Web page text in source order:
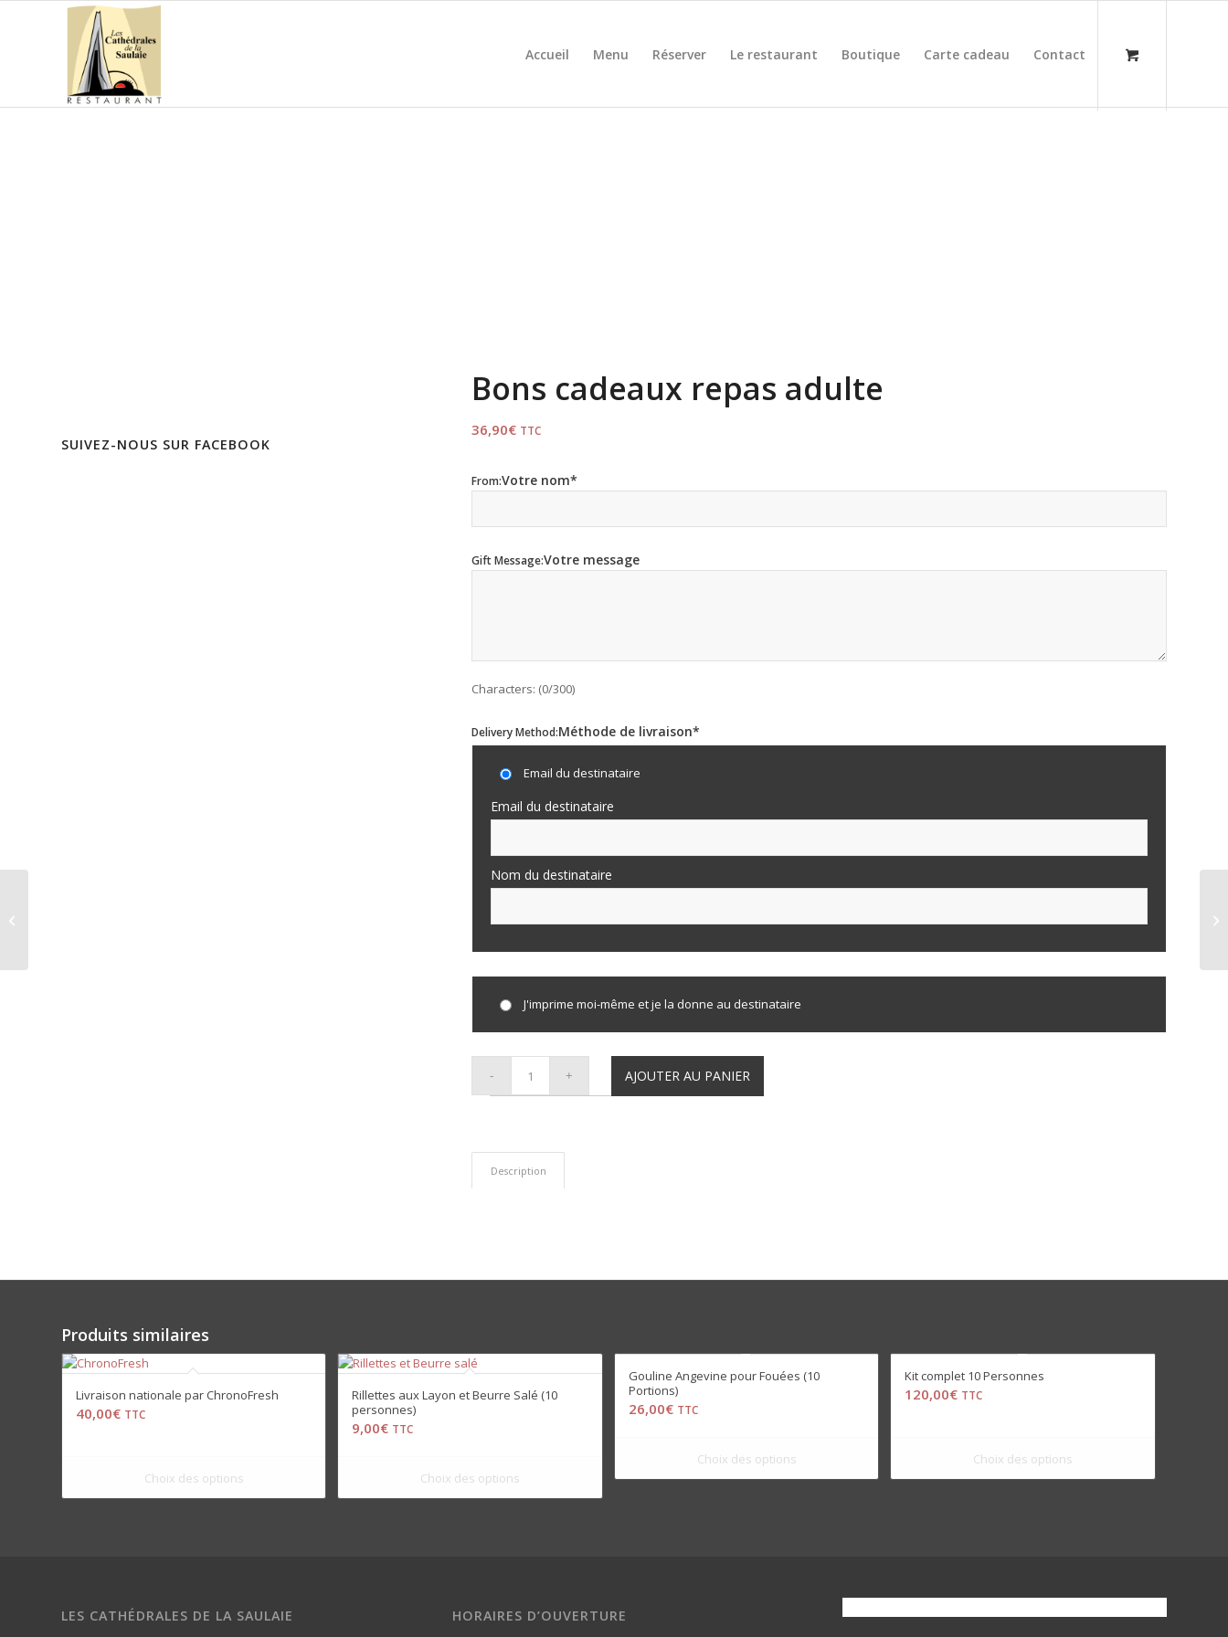
Accueil Menu Réserver Le restaurant Boutique Carte cadeau Contact
SUIVEZ-NOUS SUR FACEBOOK
Bons cadeaux repas adulte
36,90€ TTC
From:
Gift Message:
Characters: (0/300)
Delivery Method:
Email du destinataire
J'imprime moi-même et je la donne au destinataire
AJOUTER AU PANIER
Description
Produits similaires
Livraison nationale par ChronoFresh
40,00€ TTC
Rillettes aux Layon et Beurre Salé (10
personnes)
9,00€ TTC
Gouline Angevine pour Fouées (10
Portions)
26,00€ TTC
Kit complet 10 Personnes
120,00€ TTC
LES CATHÉDRALES DE LA SAULAIE HORAIRES D’OUVERTURE